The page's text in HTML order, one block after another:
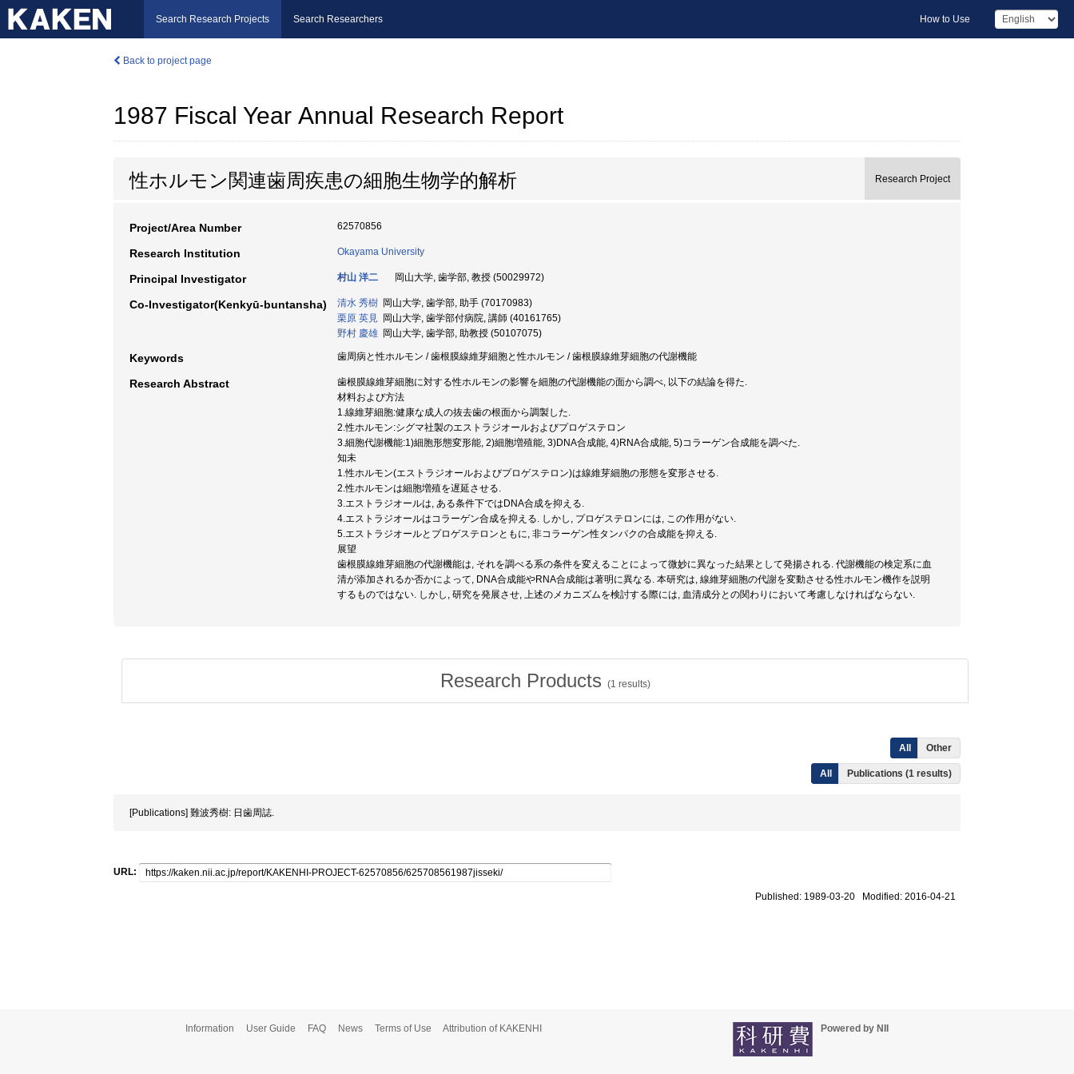
Search Research Projects Search Researchers How to Use
Back to project page
1987 Fiscal Year Annual Research Report
性ホルモン関連歯周疾患の細胞生物学的解析 Research Project
Project/Area Number 62570856
Research Institution Okayama University
Principal Investigator 村山 洋二 岡山大学, 歯学部, 教授 (50029972)
Co-Investigator(Kenkyū-buntansha) 清水 秀樹 岡山大学, 歯学部, 助手 (70170983)
栗原 英見 岡山大学, 歯学部付病院, 講師 (40161765)
野村 慶雄 岡山大学, 歯学部, 助教授 (50107075)
Keywords 歯周病と性ホルモン / 歯根膜線維芽細胞と性ホルモン / 歯根膜線維芽細胞の代謝機能
Research Abstract
歯根膜線維芽細胞に対する性ホルモンの影響を細胞の代謝機能の面から調べ, 以下の結論を得た.
材料および方法
1.線維芽細胞:健康な成人の抜去歯の根面から調製した.
2.性ホルモン:シグマ社製のエストラジオールおよびプロゲステロン
3.細胞代謝機能:1)細胞形態変形能, 2)細胞増殖能, 3)DNA合成能, 4)RNA合成能, 5)コラーゲン合成能を調べた.
知未
1.性ホルモン(エストラジオールおよびプロゲステロン)は線維芽細胞の形態を変形させる.
2.性ホルモンは細胞増殖を遅延させる.
3.エストラジオールは, ある条件下ではDNA合成を抑える.
4.エストラジオールはコラーゲン合成を抑える. しかし, プロゲステロンには, この作用がない.
5.エストラジオールとプロゲステロンともに, 非コラーゲン性タンパクの合成能を抑える.
展望
歯根膜線維芽細胞の代謝機能は, それを調べる系の条件を変えることによって微妙に異なった結果として発揚される. 代謝機能の検定系に血
清が添加されるか否かによって, DNA合成能やRNA合成能は著明に異なる. 本研究は, 線維芽細胞の代謝を変動させる性ホルモン機作を説明
するものではない. しかし, 研究を発展させ, 上述のメカニズムを検討する際には, 血清成分との関わりにおいて考慮しなければならない.
Research Products (1 results)
All Other
All Publications (1 results)
[Publications] 難波秀樹: 日歯周誌.
URL:
Published: 1989-03-20 Modified: 2016-04-21
Information User Guide FAQ News Terms of Use Attribution of KAKENHI Powered by NII